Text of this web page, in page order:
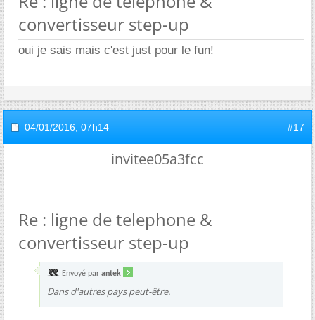
convertisseur step-up
oui je sais mais c'est just pour le fun!
04/01/2016, 07h14 #17
invitee05a3fcc
Re : ligne de telephone &
convertisseur step-up
Envoyé par antek
Dans d'autres pays peut-être.